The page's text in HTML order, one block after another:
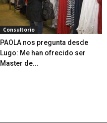
Consultorio
PAOLA nos pregunta desde
Lugo: Me han ofrecido ser
Master de...